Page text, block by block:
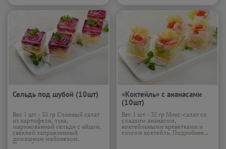
Сельдь под шубой (10шт)
Вес 1 шт - 35 гр Слоеный салат
из картофеля, лука,
маринованной сельди с яйцом,
свеклой заправленный
домашним майонезом.
Подробнее...
«Коктейль» с ананасами
(10шт)
Вес 1 шт - 35 гр Микс-салат со
сладким ананасом,
коктейльными креветками и
соусом коктейль. Подробнее...